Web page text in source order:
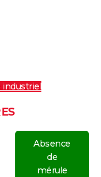
industriel
Absence
de
mérule